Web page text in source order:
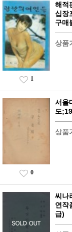
해적
십장
구매
상품
1
서울
도
상품
0
씨나
연작
급)